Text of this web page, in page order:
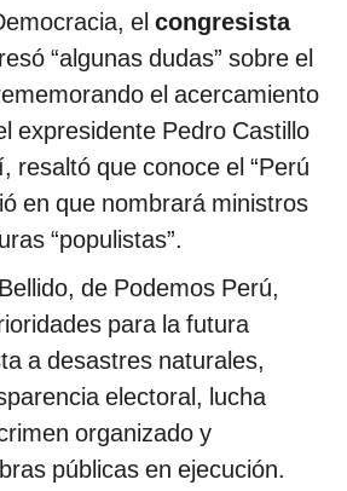
el congresista
“algunas dudas” sobre el
el acercamiento
expresidente Pedro Castillo
resaltó que conoce el “Perú
en que nombrará ministros
“populistas”.
de Podemos Perú,
para la futura
a desastres naturales,
electoral, lucha
organizado y
públicas en ejecución.